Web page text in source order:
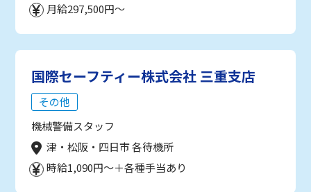
月給297,500円～
国際セーフティー株式会社 三重支店
その他
機械警備スタッフ
津・松阪・四日市 各待機所
時給1,090円～＋各種手当あり